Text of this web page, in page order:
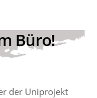
Büro!
der Uniprojekt